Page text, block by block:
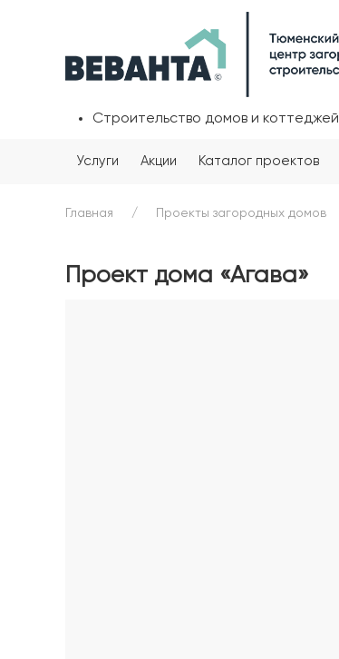
Строительство домов и коттеджей
Услуги Акции Каталог проектов
Главная Проекты загородных домов
Проект дома «Агава»